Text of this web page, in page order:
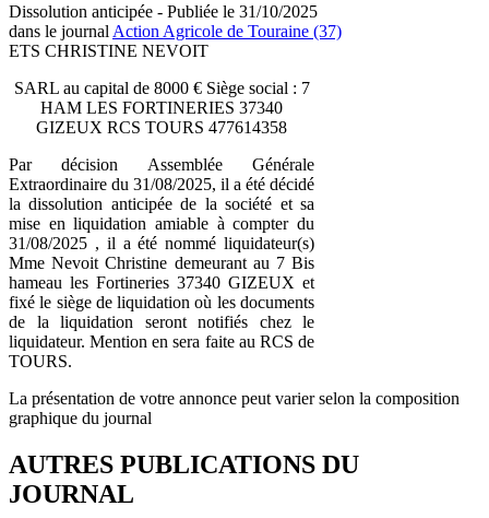
Dissolution anticipée - Publiée le 31/10/2025
dans le journal Action Agricole de Touraine (37)
ETS CHRISTINE NEVOIT
SARL au capital de 8000 € Siège social : 7
HAM LES FORTINERIES 37340
GIZEUX RCS TOURS 477614358
Par décision Assemblée Générale
Extraordinaire du 31/08/2025, il a été décidé
la dissolution anticipée de la société et sa
mise en liquidation amiable à compter du
31/08/2025 , il a été nommé liquidateur(s)
Mme Nevoit Christine demeurant au 7 Bis
hameau les Fortineries 37340 GIZEUX et
fixé le siège de liquidation où les documents
de la liquidation seront notifiés chez le
liquidateur. Mention en sera faite au RCS de
TOURS.
La présentation de votre annonce peut varier selon la composition
graphique du journal
AUTRES PUBLICATIONS DU
JOURNAL